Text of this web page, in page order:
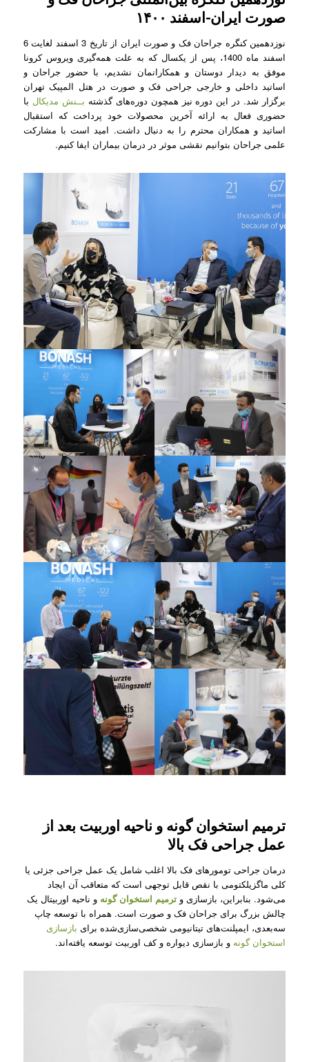
صورت ایران-اسفند ۱۴۰۰
نوزدهمین کنگره جراحان فک و صورت ایران از تاریخ 3 اسفند لغایت 6
اسفند ماه 1400، پس از یکسال که به علت همه‌گیری ویروس کرونا
موفق به دیدار دوستان و همکارانمان نشدیم، با حضور جراحان و
اساتید داخلی و خارجی جراحی فک و صورت در هتل المپیک تهران
برگزار شد. در این دوره نیز همچون دوره‌های گذشته بــنش مدیکال با
حضوری فعال به ارائه آخرین محصولات خود پرداخت که استقبال
اساتید و همکاران محترم را به دنبال داشت. امید است با مشارکت
علمی جراحان بتوانیم نقشی موثر در درمان بیماران ایفا کنیم.
ترمیم استخوان گونه و ناحیه اوربیت بعد از
عمل جراحی فک بالا
درمان جراحی تومورهای فک بالا اغلب شامل یک عمل جراحی جزئی یا
کلی ماگزیلکتومی با نقص قابل توجهی است که متعاقب آن ایجاد
می‌شود. بنابراین، بازسازی و ترمیم استخوان گونه و ناحیه اوربیتال یک
چالش بزرگ برای جراحان فک و صورت است. همراه با توسعه چاپ
سه‌بعدی، ایمپلنت‌های تیتانیومی شخصی‌سازی‌شده برای بازسازی
استخوان گونه و بازسازی دیواره و کف اوربیت توسعه یافته‌اند.